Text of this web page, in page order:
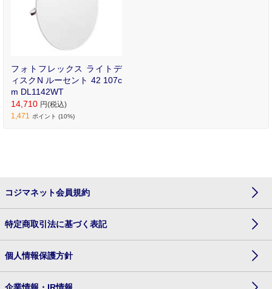
フォトフレックス ライトデ
ィスクN ルーセント 42 107c
m DL1142WT
14,710 円(税込)
1,471 ポイント (10%)
コジマネット会員規約
特定商取引法に基づく表記
個人情報保護方針